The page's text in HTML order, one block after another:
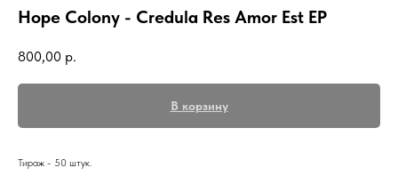
Hope Colony - Credula Res Amor Est EP
800,00 р.
В корзину
Тираж - 50 штук.